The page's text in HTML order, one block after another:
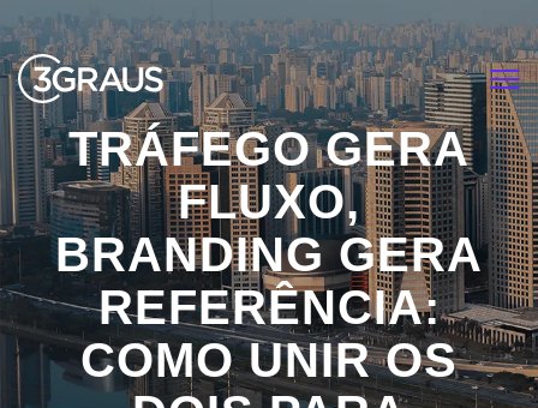
TRÁFEGO GERA
FLUXO,
BRANDING GERA
REFERÊNCIA:
COMO UNIR OS